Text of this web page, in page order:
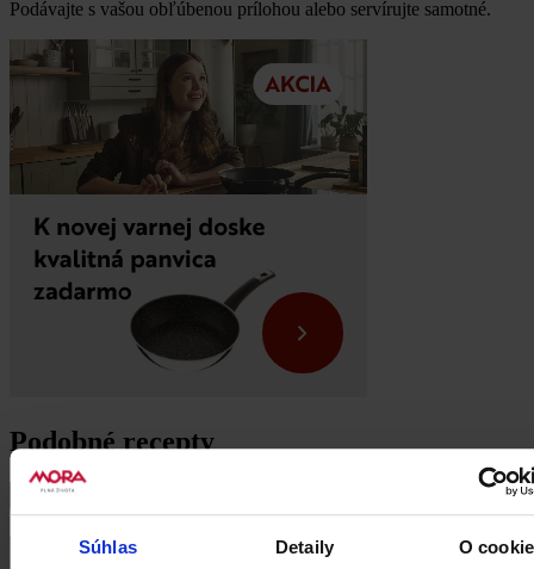
Súhlas Detaily O
Podávajte s vašou obľúbenou prílohou alebo servírujte samotné.
Podobné recepty